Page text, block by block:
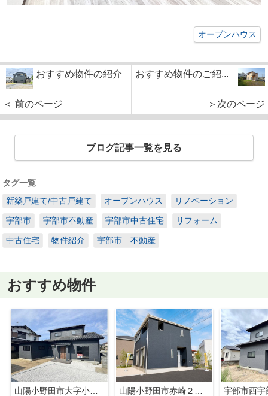
オープンハウス
おすすめ物件の紹介
＜ 前のページ
おすすめ物件のご紹...
＞次のページ
ブログ記事一覧を見る
タグ一覧
新築戸建て/中古戸建て
オープンハウス リノベーション
宇部市 宇部市不動産 宇部市中古住宅 リフォーム
中古住宅 物件紹介 宇部市 不動産
おすすめ物件
山陽小野田市大字小野田の中古一戸建